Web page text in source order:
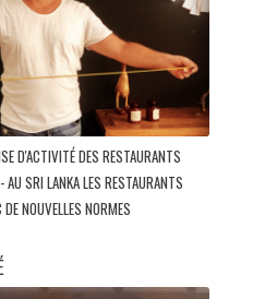
D'ACTIVITÉ DES RESTAURANTS
AU SRI LANKA LES RESTAURANTS
NOUVELLES NORMES